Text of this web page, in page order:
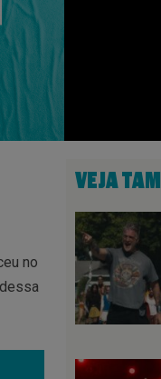
no
VEJA